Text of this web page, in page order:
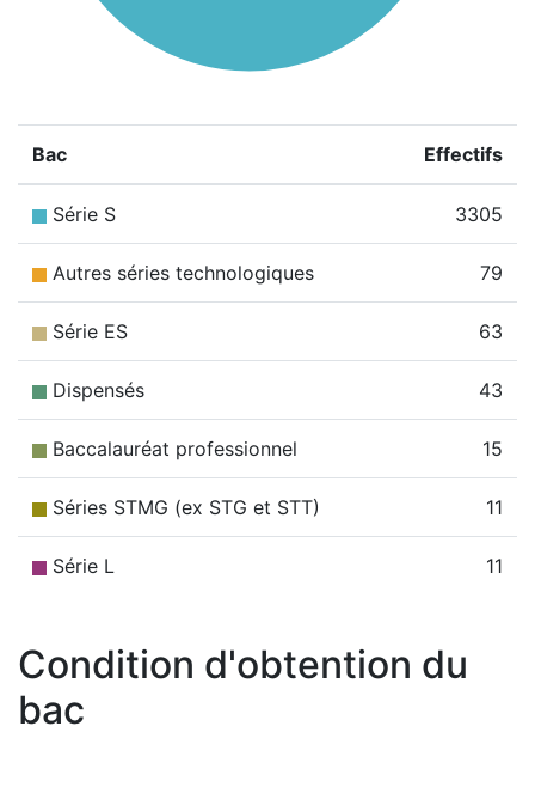
Bac Effectifs
Série S 3305
Autres séries technologiques 79
Série ES 63
Dispensés 43
Baccalauréat professionnel 15
Séries STMG (ex STG et STT) 11
Série L 11
Condition d'obtention du
bac